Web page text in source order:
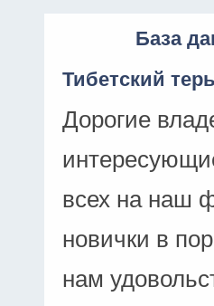
База
Тибетский
Дорогие
всех на наш
новички в
нам